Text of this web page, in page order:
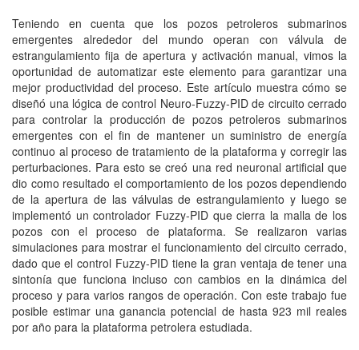
Teniendo en cuenta que los pozos petroleros submarinos
emergentes alrededor del mundo operan con válvula de
estrangulamiento fija de apertura y activación manual, vimos la
oportunidad de automatizar este elemento para garantizar una
mejor productividad del proceso. Este artículo muestra cómo se
diseñó una lógica de control Neuro-Fuzzy-PID de circuito cerrado
para controlar la producción de pozos petroleros submarinos
emergentes con el fin de mantener un suministro de energía
continuo al proceso de tratamiento de la plataforma y corregir las
perturbaciones. Para esto se creó una red neuronal artificial que
dio como resultado el comportamiento de los pozos dependiendo
de la apertura de las válvulas de estrangulamiento y luego se
implementó un controlador Fuzzy-PID que cierra la malla de los
pozos con el proceso de plataforma. Se realizaron varias
simulaciones para mostrar el funcionamiento del circuito cerrado,
dado que el control Fuzzy-PID tiene la gran ventaja de tener una
sintonía que funciona incluso con cambios en la dinámica del
proceso y para varios rangos de operación. Con este trabajo fue
posible estimar una ganancia potencial de hasta 923 mil reales
por año para la plataforma petrolera estudiada.